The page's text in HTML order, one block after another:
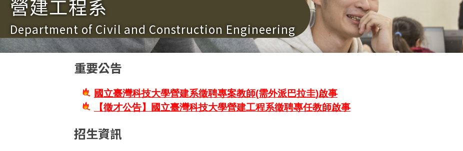
營建工程系
Department of Civil and Construction Engineering
重要公告
國立臺灣科技大學營建系徵聘專案教師(需外派巴拉圭)啟事
【徵才公告】國立臺灣科技大學營建工程系徵聘專任教師啟事
招生資訊